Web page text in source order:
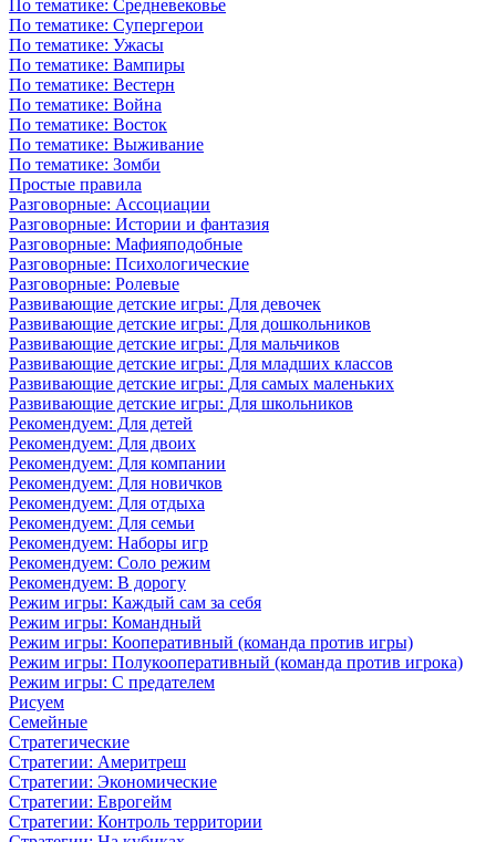
По тематике: Средневековье
По тематике: Супергерои
По тематике: Ужасы
По тематике: Вампиры
По тематике: Вестерн
По тематике: Война
По тематике: Восток
По тематике: Выживание
По тематике: Зомби
Простые правила
Разговорные: Ассоциации
Разговорные: Истории и фантазия
Разговорные: Мафияподобные
Разговорные: Психологические
Разговорные: Ролевые
Развивающие детские игры: Для девочек
Развивающие детские игры: Для дошкольников
Развивающие детские игры: Для мальчиков
Развивающие детские игры: Для младших классов
Развивающие детские игры: Для самых маленьких
Развивающие детские игры: Для школьников
Рекомендуем: Для детей
Рекомендуем: Для двоих
Рекомендуем: Для компании
Рекомендуем: Для новичков
Рекомендуем: Для отдыха
Рекомендуем: Для семьи
Рекомендуем: Наборы игр
Рекомендуем: Соло режим
Рекомендуем: В дорогу
Режим игры: Каждый сам за себя
Режим игры: Командный
Режим игры: Кооперативный (команда против игры)
Режим игры: Полукооперативный (команда против игрока)
Режим игры: С предателем
Рисуем
Семейные
Стратегические
Стратегии: Америтреш
Стратегии: Экономические
Стратегии: Еврогейм
Стратегии: Контроль территории